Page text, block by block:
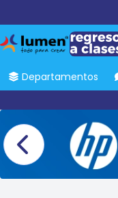
Departamentos